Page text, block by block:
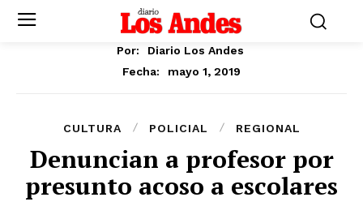
Por:
Diario Los Andes
Fecha:
mayo 1, 2019
CULTURA POLICIAL REGIONAL
Denuncian a profesor por
presunto acoso a escolares